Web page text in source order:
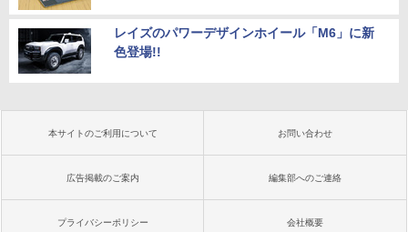
レイズのパワーデザインホイール「M6」に新
色登場!!
本サイトのご利用について お問い合わせ
広告掲載のご案内 編集部へのご連絡
プライバシーポリシー 会社概要